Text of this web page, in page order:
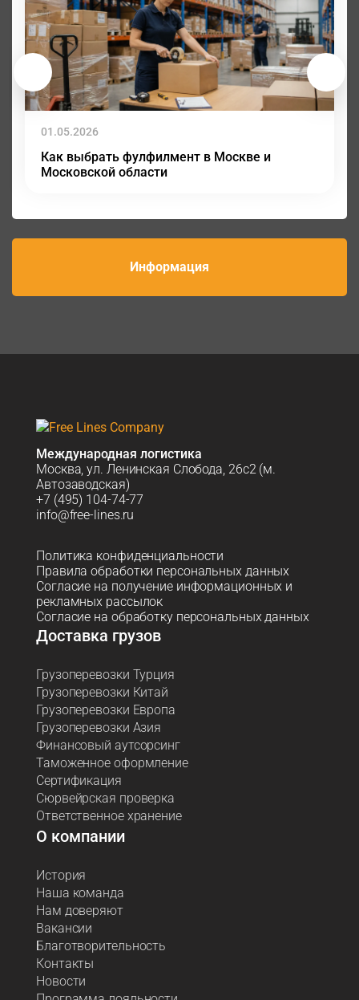
Информация
01.05.2026
Как выбрать фулфилмент в Москве и
Московской области
Международная логистика
Москва, ул. Ленинская Слобода, 26с2 (м.
Автозаводская)
+7 (495) 104-74-77
info@free-lines.ru
Политика конфиденциальности
Правила обработки персональных данных
Согласие на получение информационных и
рекламных рассылок
Согласие на обработку персональных данных
Доставка грузов
Грузоперевозки Турция
Грузоперевозки Китай
Грузоперевозки Европа
Грузоперевозки Азия
Финансовый аутсорсинг
Таможенное оформление
Сертификация
Сюрвейрская проверка
Ответственное хранение
О компании
История
Наша команда
Нам доверяют
Вакансии
Благотворительность
Контакты
Новости